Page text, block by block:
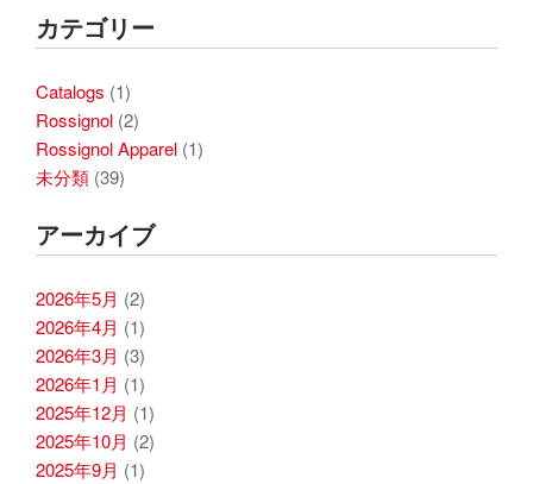
カテゴリー
Catalogs (1)
Rossignol (2)
Rossignol Apparel (1)
未分類 (39)
アーカイブ
2026年5月 (2)
2026年4月 (1)
2026年3月 (3)
2026年1月 (1)
2025年12月 (1)
2025年10月 (2)
2025年9月 (1)